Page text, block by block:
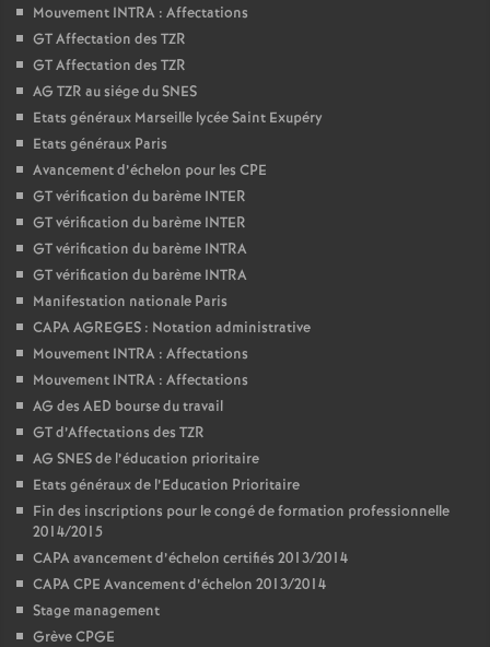
Mouvement INTRA : Affectations
GT Affectation des TZR
GT Affectation des TZR
AG TZR au siége du SNES
Etats généraux Marseille lycée Saint Exupéry
Etats généraux Paris
Avancement d’échelon pour les CPE
GT vérification du barème INTER
GT vérification du barème INTER
GT vérification du barème INTRA
GT vérification du barème INTRA
Manifestation nationale Paris
CAPA AGREGES : Notation administrative
Mouvement INTRA : Affectations
Mouvement INTRA : Affectations
AG des AED bourse du travail
GT d’Affectations des TZR
AG SNES de l’éducation prioritaire
Etats généraux de l’Education Prioritaire
Fin des inscriptions pour le congé de formation professionnelle
2014/2015
CAPA avancement d’échelon certifiés 2013/2014
CAPA CPE Avancement d’échelon 2013/2014
Stage management
Grève CPGE